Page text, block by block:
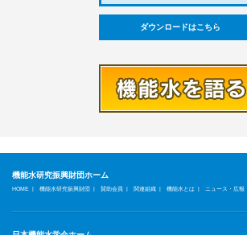
ダウンロードはこちら
機能水研究振興財団ホーム
HOME| 機能水研究振興財団| 賛助会員 | 関連組織| 機能水とは| ニュース・広報